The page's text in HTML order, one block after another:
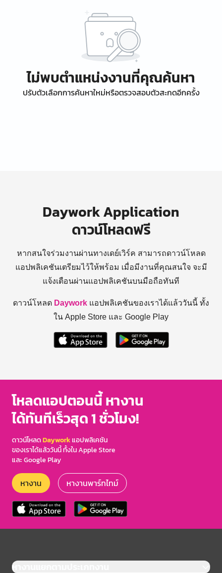
ไม่พบตำแหน่งงานที่คุณค้นหา
ปรับตัวเลือกการค้นหาใหม่หรือตรวจสอบตัวสะกดอีกครั้ง
Daywork Application
ดาวน์โหลดฟรี
หากสนใจร่วมงานผ่านทางเดย์เวิร์ค สามารถดาวน์โหลด
แอปพลิเคชันเตรียมไว้ให้พร้อม เมื่อมีงานที่คุณสนใจ จะมี
แจ้งเตือนผ่านแอปพลิเคชันบนมือถือทันที
ดาวน์โหลด Daywork แอปพลิเคชันของเราได้แล้ววันนี้ ทั้ง
ใน Apple Store และ Google Play
โหลดแอปตอนนี้ หางาน
ได้ทันทีเร็วสุด 1 ชั่วโมง!
ดาวน์โหลดDayworkแอปพลิเคชัน
ของเราได้แล้ววันนี้ ทั้งใน Apple Store
และ Google Play
หางาน หางานพาร์ทไทม์
หางานแยกตามประเภทงาน